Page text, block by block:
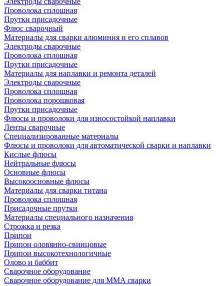
Проволока сплошная
Прутки присадочные
Флюс сварочный
Материалы для сварки алюминия и его сплавов
Электроды сварочные
Проволока сплошная
Прутки присадочные
Материалы для наплавки и ремонта деталей
Электроды сварочные
Проволока сплошная
Проволока порошковая
Прутки присадочные
Флюсы и проволоки для износостойкой наплавки
Ленты сварочные
Специализированные материалы
Флюсы и проволоки для автоматической сварки и наплавки
Кислые флюсы
Нейтральные флюсы
Основные флюсы
Высокоосновные флюсы
Материалы для сварки титана
Проволока сплошная
Присадочные прутки
Материалы специального назначения
Строжка и резка
Припои
Припои оловянно-свинцовые
Припои высокотехнологичные
Олово и баббит
Сварочное оборудование
Сварочное оборудование для MMA сварки